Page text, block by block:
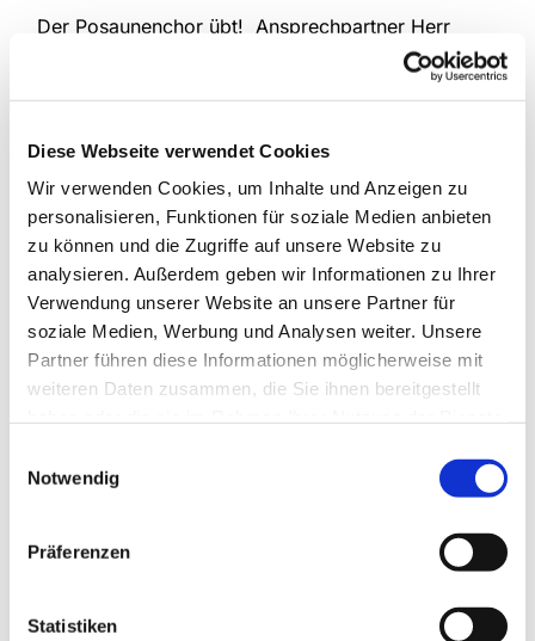
Diese Webseite verwendet Cookies
Wir verwenden Cookies, um Inhalte und Anzeigen zu
personalisieren, Funktionen für soziale Medien anbieten
zu können und die Zugriffe auf unsere Website zu
analysieren. Außerdem geben wir Informationen zu Ihrer
Verwendung unserer Website an unsere Partner für
soziale Medien, Werbung und Analysen weiter. Unsere
Partner führen diese Informationen möglicherweise mit
weiteren Daten zusammen, die Sie ihnen bereitgestellt
Notwendig
Präferenzen
Statistiken
Der Posaunenchor übt! Ansprechpartner Herr
Dies könnte Sie auch